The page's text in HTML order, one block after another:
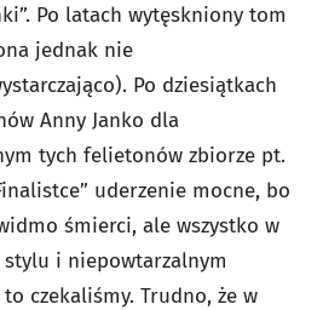
Po latach wytęskniony tom
jednak nie
Po dziesiątkach
Anny Janko dla
tych felietonów zbiorze pt.
uderzenie mocne, bo
śmierci, ale wszystko w
i niepowtarzalnym
czekaliśmy. Trudno, że w